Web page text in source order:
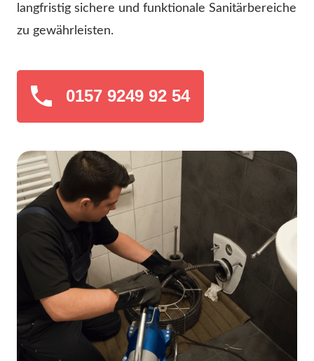
langfristig sichere und funktionale Sanitärbereiche
zu gewährleisten.
0157 9249 92 54